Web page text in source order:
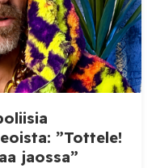
”Tottele!
jaossa”